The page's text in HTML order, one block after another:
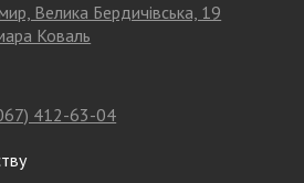
Велика Бердичівська, 19
Коваль
412-63-04